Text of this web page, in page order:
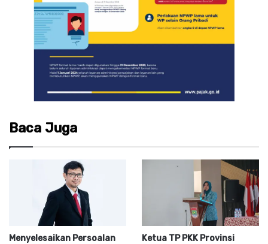
Baca Juga
Menyelesaikan Persoalan
Ketua TP PKK Provinsi